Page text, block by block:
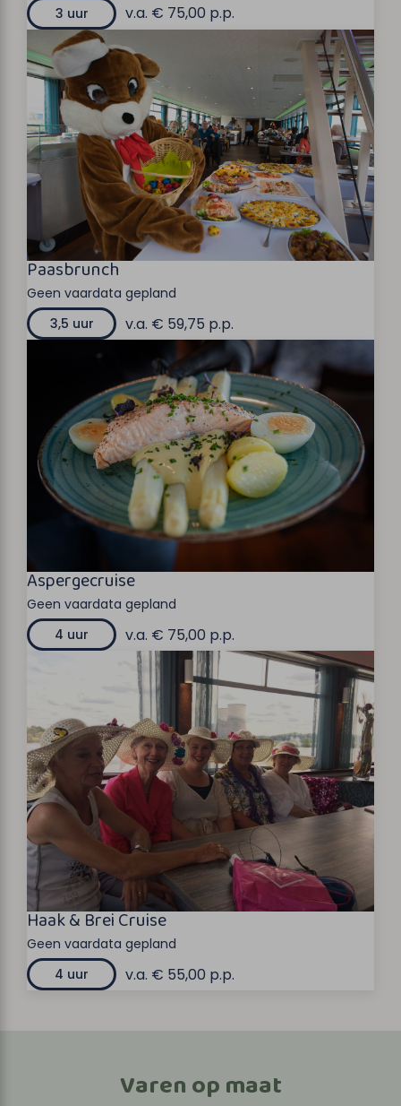
3 uur
v.a. € 75,00 p.p.
Paasbrunch
Geen vaardata gepland
3,5 uur
v.a. € 59,75 p.p.
Aspergecruise
Geen vaardata gepland
4 uur
v.a. € 75,00 p.p.
Haak & Brei Cruise
Geen vaardata gepland
4 uur
v.a. € 55,00 p.p.
Varen op maat